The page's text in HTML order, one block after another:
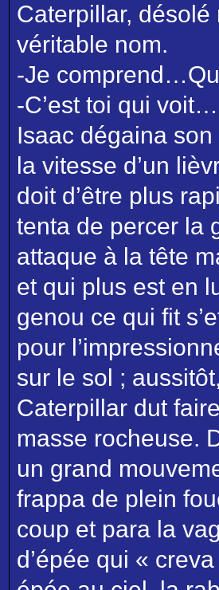
Caterpillar,
véritable nom.
-Je
-C’est toi qui voit…
Isaac dégaina
la vitesse d’un
doit d’être plus
tenta de percer la
attaque à la tête
et qui plus est en
genou ce qui fit
pour
sur le sol ;
Caterpillar dut
masse rocheuse.
un grand
frappa de plein
coup et para la
d’épée qui «